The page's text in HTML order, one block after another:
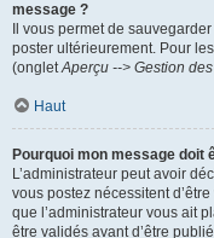
message ?
Il vous permet de
poster ultérieurement. Pour
(ongletAperçu --> Gestion
Haut
Pourquoi mon message doit
L’administrateur peut avoir
vous postez nécessitent
que l’administrateur vous ait
être validés avant d’être